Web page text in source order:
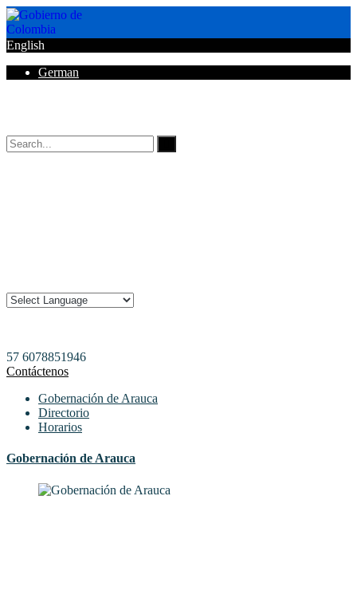
English
German
57 6078851946
Contáctenos
Gobernación de Arauca
Directorio
Horarios
Gobernación de Arauca